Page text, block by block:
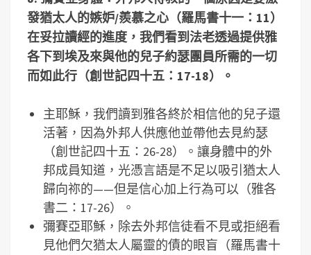
發猶太人的嫉妒/羨慕之心（羅馬書十一： 11）
在妥拉讀經的進度，我們看到法老透過提供雅
各下到埃及來與他的兒子約瑟團員所需的一切
而如此行（創世記四十五： 17-18）。
主耶穌，我們讀到雅各終於相信他的兒子還
活著，因為外邦人供應他並帶他去見約瑟
（創世記四十五：26-28）。讓身體中的外
邦成員知道，光憑言語是不足以吸引猶太人
歸向祢的——但是信心加上行為可以（雅各
書二：17-26）。
彌賽亞耶穌，除去外邦信徒看不見或拒絕看
見他們欠猶太人屬靈的債的眼盲（羅馬書十